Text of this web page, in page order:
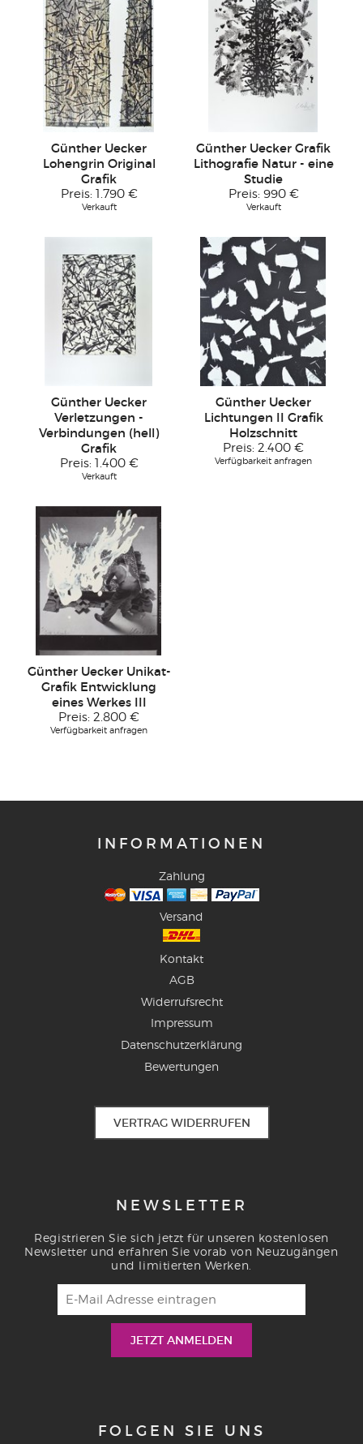
Günther Uecker
Lohengrin Original
Grafik
Preis: 1.790 €
Verkauft
Günther Uecker Grafik
Lithografie Natur - eine
Studie
Preis: 990 €
Verkauft
Günther Uecker
Verletzungen -
Verbindungen (hell)
Grafik
Preis: 1.400 €
Verkauft
Günther Uecker
Lichtungen II Grafik
Holzschnitt
Preis: 2.400 €
Verfügbarkeit anfragen
Günther Uecker Unikat-
Grafik Entwicklung
eines Werkes III
Preis: 2.800 €
Verfügbarkeit anfragen
INFORMATIONEN
Zahlung
Versand
Kontakt
AGB
Widerrufsrecht
Impressum
Datenschutzerklärung
Bewertungen
VERTRAG WIDERRUFEN
NEWSLETTER
Registrieren Sie sich jetzt für unseren kostenlosen
Newsletter und erfahren Sie vorab von Neuzugängen
und limitierten Werken.
FOLGEN SIE UNS